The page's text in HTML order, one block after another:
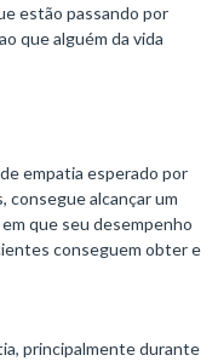
estão passando por
que alguém da vida
empatia esperado por
consegue alcançar um
que seu desempenho
conseguem obter e
principalmente durante